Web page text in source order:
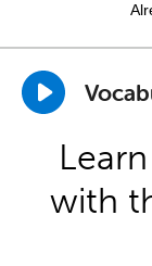
with